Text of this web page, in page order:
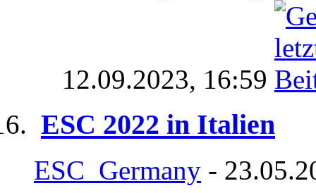
12.09.2023, 16:59
ESC 2022 in Italien
ESC_Germany -